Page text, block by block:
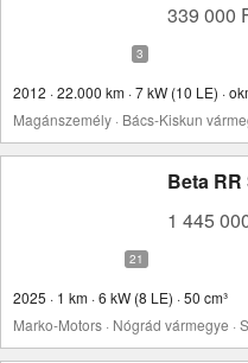
339 000
2012 · 22.000 km · 7 kW (10 LE) ·
Magánszemély · Bács-Kiskun
Beta RR
1 445
2025 · 1 km · 6 kW (8 LE) · 50 cm³
Marko-Motors · Nógrád vármegye ·